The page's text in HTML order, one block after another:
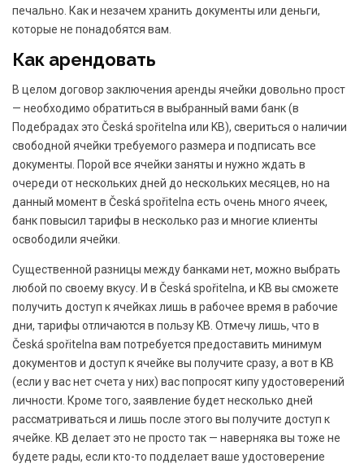
печально. Как и незачем хранить документы или деньги,
которые не понадобятся вам.
Как арендовать
В целом договор заключения аренды ячейки довольно прост
— необходимо обратиться в выбранный вами банк (в
Подебрадах это Česká spořitelna или KB), свериться о наличии
свободной ячейки требуемого размера и подписать все
документы. Порой все ячейки заняты и нужно ждать в
очереди от нескольких дней до нескольких месяцев, но на
данный момент в Česká spořitelna есть очень много ячеек,
банк повысил тарифы в несколько раз и многие клиенты
освободили ячейки.
Существенной разницы между банками нет, можно выбрать
любой по своему вкусу. И в Česká spořitelna, и KB вы сможете
получить доступ к ячейках лишь в рабочее время в рабочие
дни, тарифы отличаются в пользу KB. Отмечу лишь, что в
Česká spořitelna вам потребуется предоставить минимум
документов и доступ к ячейке вы получите сразу, а вот в KB
(если у вас нет счета у них) вас попросят кипу удостоверений
личности. Кроме того, заявление будет несколько дней
рассматриваться и лишь после этого вы получите доступ к
ячейке. KB делает это не просто так — наверняка вы тоже не
будете рады, если кто-то подделает ваше удостоверение